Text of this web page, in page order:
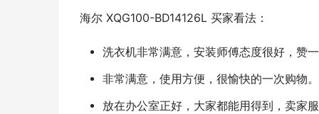
海尔 XQG100-BD14126L 买家看法：
洗衣机非常满意，安装师傅态度很好，赞一
非常满意，使用方便，很愉快的一次购物。
放在办公室正好，大家都能用得到，卖家